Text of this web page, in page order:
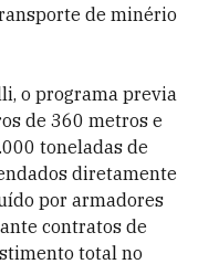
de minério
o programa previa
de 360 metros e
toneladas de
diretamente
por armadores
contratos de
total no